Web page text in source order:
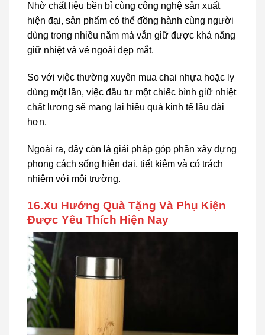
Nhờ chất liệu bền bỉ cùng công nghệ sản xuất
hiện đại, sản phẩm có thể đồng hành cùng người
dùng trong nhiều năm mà vẫn giữ được khả năng
giữ nhiệt và vẻ ngoài đẹp mắt.
So với việc thường xuyên mua chai nhựa hoặc ly
dùng một lần, việc đầu tư một chiếc bình giữ nhiệt
chất lượng sẽ mang lại hiệu quả kinh tế lâu dài
hơn.
Ngoài ra, đây còn là giải pháp góp phần xây dựng
phong cách sống hiện đại, tiết kiệm và có trách
nhiệm với môi trường.
16.Xu Hướng Quà Tặng Và Phụ Kiện
Được Yêu Thích Hiện Nay